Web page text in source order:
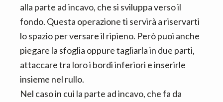
alla parte ad incavo, che si sviluppa verso il
fondo. Questa operazione ti servirà a riservarti
lo spazio per versare il ripieno. Però puoi anche
piegare la sfoglia oppure tagliarla in due parti,
attaccare tra loro i bordi inferiori e inserirle
insieme nel rullo.
Nel caso in cui la parte ad incavo, che fa da